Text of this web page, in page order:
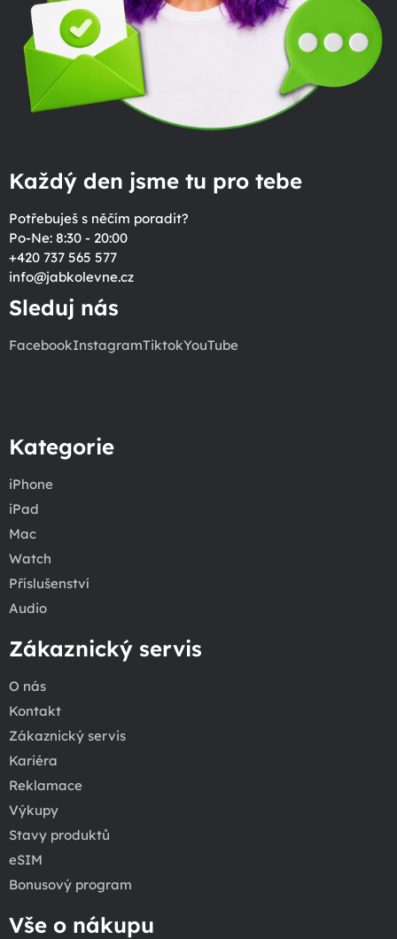
Každý den jsme tu pro tebe
Potřebuješ s něčím poradit?
Po-Ne: 8:30 - 20:00
+420 737 565 577
info@jabkolevne.cz
Sleduj nás
FacebookInstagramTiktokYouTube
Kategorie
iPhone
iPad
Mac
Watch
Příslušenství
Audio
Zákaznický servis
O nás
Kontakt
Zákaznický servis
Kariéra
Reklamace
Výkupy
Stavy produktů
eSIM
Bonusový program
Vše o nákupu